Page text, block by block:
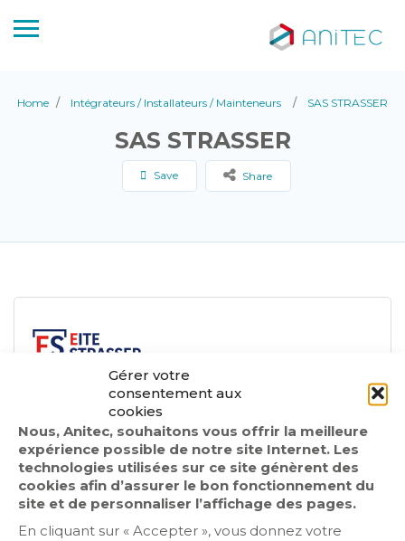
Gérer votre
consentement aux
cookies
Nous, Anitec, souhaitons vous offrir la meilleure
expérience possible de notre site Internet. Les
technologies utilisées sur ce site génèrent des
cookies afin d’assurer le bon fonctionnement du
site et de personnaliser l’affichage des pages.
En cliquant sur « Accepter », vous donnez votre
Home Intégrateurs / Installateurs / Mainteneurs SAS STRASSER
SAS STRASSER
Save Share
Audiovisuel
Contrôle d’accès
Détection intrusion